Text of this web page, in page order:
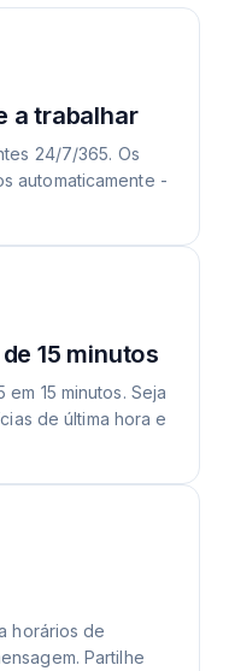
a trabalhar
24/7/365. Os
automaticamente -
15 minutos
15 minutos. Seja
de última hora e
horários de
Partilhe